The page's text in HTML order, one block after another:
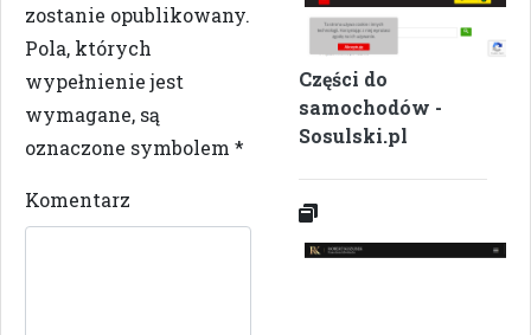
zostanie opublikowany.
Pola, których
wypełnienie jest
wymagane, są
oznaczone symbolem *
Komentarz
Części do
samochodów -
Sosulski.pl